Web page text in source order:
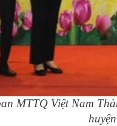
MTTQ Việt Nam